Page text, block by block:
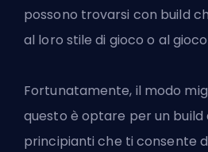
possono trovarsi con build
al loro stile di gioco o al gioco
Fortunatamente, il modo
questo è optare per un build
principianti che ti consente